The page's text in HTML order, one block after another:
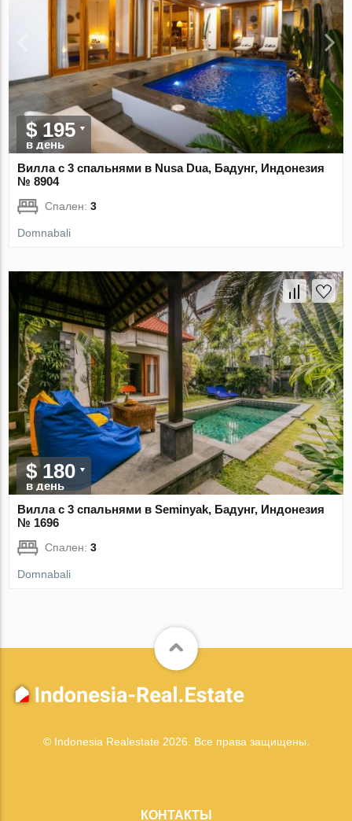
$ 195
в день
Вилла с 3 спальнями в Nusa Dua, Бадунг, Индонезия
№ 8904
Спален:3
Domnabali
$ 180
в день
Вилла с 3 спальнями в Seminyak, Бадунг, Индонезия
№ 1696
Спален:3
Domnabali
© Indonesia Realestate 2026. Все права защищены.
КОНТАКТЫ